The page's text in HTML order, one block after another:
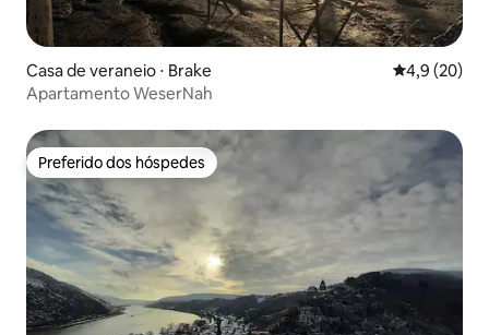
Casa de veraneio ⋅ Brake 4,9 de uma
4,9 (20)
Apartamento WeserNah
Preferido dos hóspedes
Preferido dos hóspedes